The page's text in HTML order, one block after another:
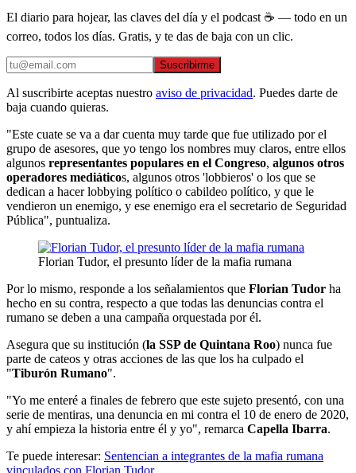
El diario para hojear, las claves del día y el podcast ☕ — todo en un
correo, todos los días. Gratis, y te das de baja con un clic.
Suscribirme
Al suscribirte aceptas nuestro aviso de privacidad. Puedes darte de
baja cuando quieras.
"Este cuate se va a dar cuenta muy tarde que fue utilizado por el
grupo de asesores, que yo tengo los nombres muy claros, entre ellos
algunos representantes populares en el Congreso, algunos otros
operadores mediáticos, algunos otros 'lobbieros' o los que se
dedican a hacer lobbying político o cabildeo político, y que le
vendieron un enemigo, y ese enemigo era el secretario de Seguridad
Pública", puntualiza.
Florian Tudor, el presunto líder de la mafia rumana
Por lo mismo, responde a los señalamientos que Florian Tudor ha
hecho en su contra, respecto a que todas las denuncias contra el
rumano se deben a una campaña orquestada por él.
Asegura que su institución (la SSP de Quintana Roo) nunca fue
parte de cateos y otras acciones de las que los ha culpado el
"Tiburón Rumano".
"Yo me enteré a finales de febrero que este sujeto presentó, con una
serie de mentiras, una denuncia en mi contra el 10 de enero de 2020,
y ahí empieza la historia entre él y yo", remarca Capella Ibarra.
Te puede interesar: Sentencian a integrantes de la mafia rumana
vinculados con Florian Tudor